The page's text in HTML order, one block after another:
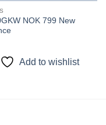
NOK 799 New
Add to wishlist